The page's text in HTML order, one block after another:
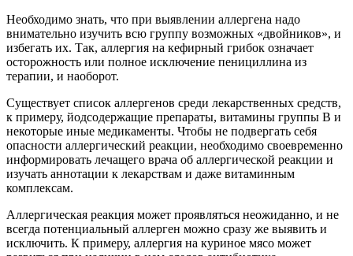
Необходимо знать, что при выявлении аллергена надо
внимательно изучить всю группу возможных «двойников», и
избегать их. Так, аллергия на кефирный грибок означает
осторожность или полное исключение пенициллина из
терапии, и наоборот.
Существует список аллергенов среди лекарственных средств,
к примеру, йодсодержащие препараты, витамины группы В и
некоторые иные медикаменты. Чтобы не подвергать себя
опасности аллергический реакции, необходимо своевременно
информировать лечащего врача об аллергической реакции и
изучать аннотации к лекарствам и даже витаминным
комплексам.
Аллергическая реакция может проявляться неожиданно, и не
всегда потенциальный аллерген можно сразу же выявить и
исключить. К примеру, аллергия на куриное мясо может